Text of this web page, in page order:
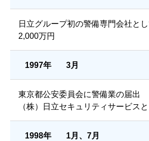
日立グループ初の警備専門会社と
2,000万円
1997年 3月
東京都公安委員会に警備業の届出
（株）日立セキュリティサービス
1998年 1月、7月